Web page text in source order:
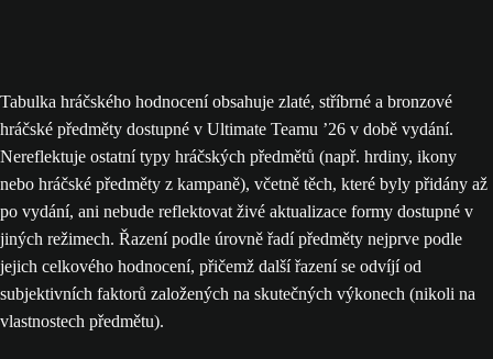
Tabulka hráčského hodnocení obsahuje zlaté, stříbrné a bronzové
hráčské předměty dostupné v Ultimate Teamu ’26 v době vydání.
Nereflektuje ostatní typy hráčských předmětů (např. hrdiny, ikony
nebo hráčské předměty z kampaně), včetně těch, které byly přidány až
po vydání, ani nebude reflektovat živé aktualizace formy dostupné v
jiných režimech. Řazení podle úrovně řadí předměty nejprve podle
jejich celkového hodnocení, přičemž další řazení se odvíjí od
subjektivních faktorů založených na skutečných výkonech (nikoli na
vlastnostech předmětu).